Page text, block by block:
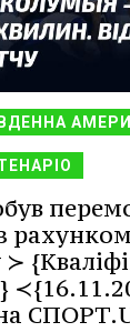
≻
на